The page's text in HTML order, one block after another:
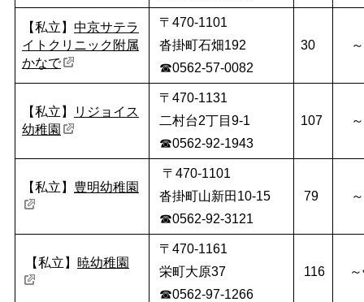
【私立】 中京サテラ
イトクリニック附属
かなで
〒470-1101
沓掛町石畑192
☎0562-57-0082
30
【私立】
リジョイス
幼稚園
〒470-1131
二村台2丁目9-1
☎0562-92-1943
107
【私立】 豊明幼稚園
〒470-1101
沓掛町山新田10-15
☎0562-92-3121
79
【私立】 暁幼稚園
〒470-1161
栄町大原37
☎0562-97-1266
116